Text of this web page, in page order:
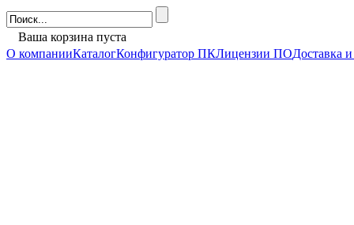
Ваша корзина пуста
О компанииКаталогКонфигуратор ПКЛицензии ПОДоставка